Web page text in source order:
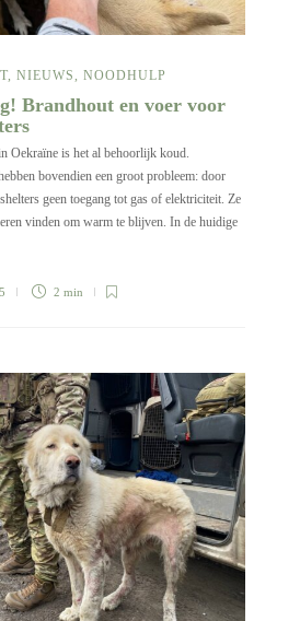
, NIEUWS, NOODHULP
Brandhout en voer voor
Oekraïne is het al behoorlijk koud.
bovendien een groot probleem: door
geen toegang tot gas of elektriciteit. Ze
vinden om warm te blijven. In de huidige
2 min